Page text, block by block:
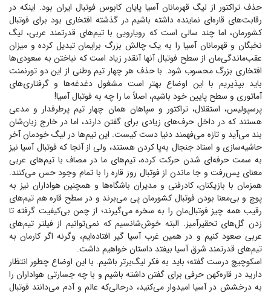
حذف تراکتور از لیگ قهرمانان آسیا پایان کابوس فوتبال ایران بود. اینکه در
رقابت‌های قاره‌ای نماینده داشته باشیم در گذشته افتخاری بود برای فوتبال
کشورمان، اما چند سالی است که رویارویی با تیم‌های قدرتمند عربی، لیگ
نخبگان و قهرمانان آسیا را به یک چالش بزرگ برایمان تبدیل کرده و میزان
عقب‌ماندگی‌مان از سطح فوتبال آنها آنقدر زیاد است که نباختن به سعود‌ی‌ها
افتخاری بزرگ محسوب شود. با حذف هر چهار تیم وطنی از این دو تورنمنت
باید بپذیریم با این اوضاع بهتر است مشغول دغدغه‌ها و گرفتاری‌های
آماتوری و سطح پایین خود باشیم، اصلاً ما را چه به فوتبال آسیا!
پرسپولیس، استقلال، تراکتور و سپاهان همان چهار تیم پرطرفدار و مدعی
هستند که در داخل حرف‌های زیادی برای گفتن دارند، اما در خارج زبان‌شان
بند می‌آید و تازه می‌فهمند دنیا دست کیست. این تیم‌ها در لیگ خودمان آخر
حاشیه‌سازی و استاد جنجال به‌پا کردن هستند، ولی از آنجا که فوتبال آسیا نیز
به سمت حرفه‌ای شدن حرکت کرده، تیم‌های ما در مصاف با تیم‌های عربی
معنای پس‌رفت و جا ماندن از فوتبال روز قاره را با تمام وجود حس می‌کنند.
همزمان با بازیکنان، کادرفنی و مدیران باشگاه‌ها و همچنین هواداران نیز به
پوچ و بی‌معنا بودن فوتبال کشورمان پی می‌برند و در سطح قاره هم تیم‌های
رقیب همه چیز فوتبال‌مان را به سخره می‌گیرند؛ از چمن بی‌کیفیت گرفته تا
زدن گل‌های تحقیر‌آمیز. البته خوش‌شانسیم که نمی‌توانیم از فیلتر تیم‌های
عربی صعود کنیم و در همین غرب آسیا گیر افتاده‌ایم، وگرنه اگر کارمان به
تیم‌های قدرتمند شرق آسیا بیفتد داستان خواهیم داشت.
اسکوچیچ درست گفته؛ باید به فکر لیگ‌برتر باشیم. با این اوضاع چطور انتظار
دارید در قاره‌کهن حرفی برای گفتن داشته باشیم و با چه جسارتی هواداران را
به درخشش در آسیا امیدوار می‌کنید، درحالی‌که عالم و آدم می‌دانند فوتبال